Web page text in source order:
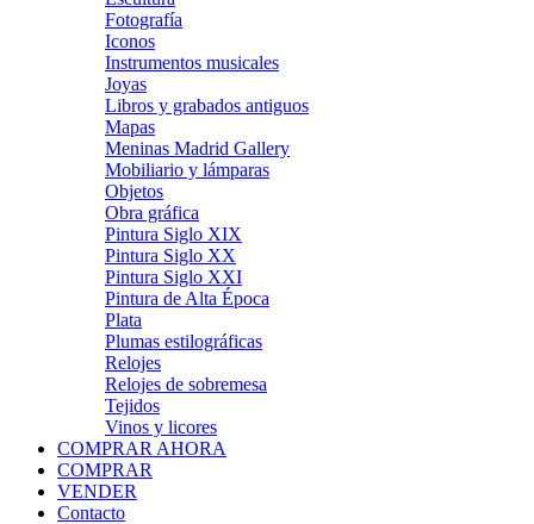
Fotografía
Iconos
Instrumentos musicales
Joyas
Libros y grabados antiguos
Mapas
Meninas Madrid Gallery
Mobiliario y lámparas
Objetos
Obra gráfica
Pintura Siglo XIX
Pintura Siglo XX
Pintura Siglo XXI
Pintura de Alta Época
Plata
Plumas estilográficas
Relojes
Relojes de sobremesa
Tejidos
Vinos y licores
COMPRAR AHORA
COMPRAR
VENDER
Contacto